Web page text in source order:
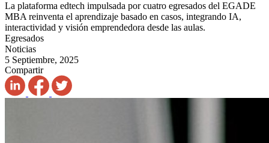
La plataforma edtech impulsada por cuatro egresados del EGADE
MBA reinventa el aprendizaje basado en casos, integrando IA,
interactividad y visión emprendedora desde las aulas.
Egresados
Noticias
5 Septiembre, 2025
Compartir